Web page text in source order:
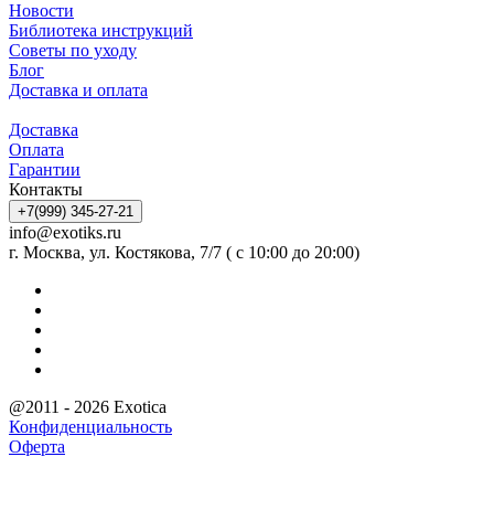
Новости
Библиотека инструкций
Советы по уходу
Блог
Доставка и оплата
Доставка
Оплата
Гарантии
Контакты
+7(999) 345-27-21
info@exotiks.ru
г. Москва, ул. Костякова, 7/7 ( с 10:00 до 20:00)
@2011 - 2026 Exotica
Конфиденциальность
Оферта